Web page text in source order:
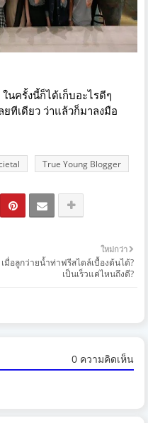
นครั้งนี้ก็ได้เก็บอะไรดีๆ
ทีเดียว ว่าแล้วก็มาลงมือ
True Young Blogger
ใหม่กว่า
เมื่อลูกว่ายน้ำท่าฟรีสไตล์เบื้องต้นได้?
เป็นเร็วแค่ไหนถึงดี?
0 ความคิดเห็น